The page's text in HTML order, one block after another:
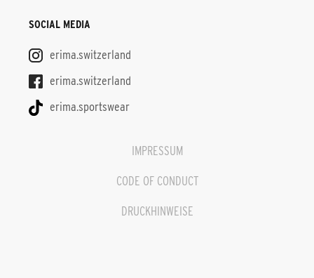
SOCIAL MEDIA
erima.switzerland
erima.switzerland
erima.sportswear
IMPRESSUM
CODE OF CONDUCT
DRUCKHINWEISE